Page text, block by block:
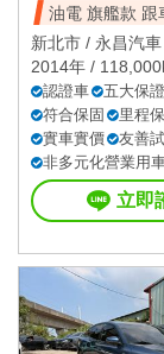
油電 旗艦款 跟
新北市 / 永昌汽車
2014年 /
認證車
五大保證
符合保固
里程
實車實價
友善
非多元化營業用
立即